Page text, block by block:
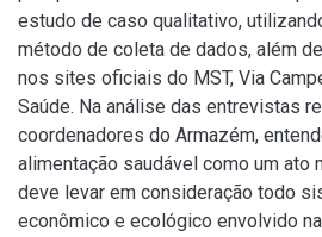
estudo de caso qualitativo,
método de coleta de dados, além
nos sites oficiais do MST, Via
Saúde. Na análise das entrevistas
coordenadores do Armazém,
alimentação saudável como um ato
deve levar em consideração todo
econômico e ecológico envolvido